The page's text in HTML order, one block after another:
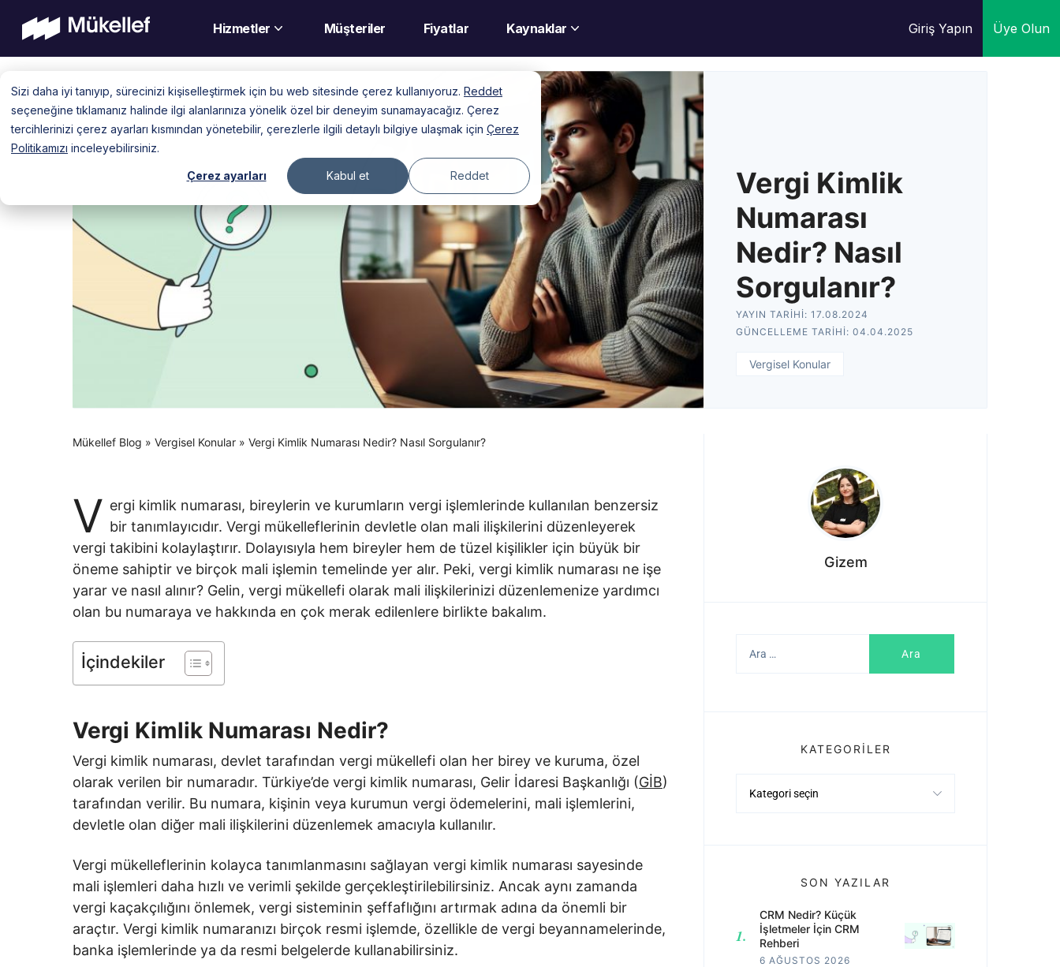
Sizi daha iyi tanıyıp, sürecinizi kişiselleştirmek için bu web sitesinde çerez kullanıyoruz. Reddet
seçeneğine tıklamanız halinde ilgi alanlarınıza yönelik özel bir deneyim sunamayacağız. Çerez
tercihlerinizi çerez ayarları kısmından yönetebilir, çerezlerle ilgili detaylı bilgiye ulaşmak için Çerez
Politikamızı inceleyebilirsiniz.
Çerez ayarları Kabul et Reddet
content
Hizmetler Müşteriler Fiyatlar Kaynaklar Giriş Yapın Üye Olun
Vergi Kimlik
Numarası
Nedir? Nasıl
Sorgulanır?
YAYIN TARIHI: 17.08.2024
GÜNCELLEME TARIHI: 04.04.2025
Vergisel Konular
Mükellef Blog » Vergisel Konular » Vergi Kimlik Numarası Nedir? Nasıl Sorgulanır?
V ergi kimlik numarası, bireylerin ve kurumların vergi işlemlerinde kullanılan benzersiz
bir tanımlayıcıdır. Vergi mükelleflerinin devletle olan mali ilişkilerini düzenleyerek
vergi takibini kolaylaştırır. Dolayısıyla hem bireyler hem de tüzel kişilikler için büyük bir
öneme sahiptir ve birçok mali işlemin temelinde yer alır. Peki, vergi kimlik numarası ne işe
yarar ve nasıl alınır? Gelin, vergi mükellefi olarak mali ilişkilerinizi düzenlemenize yardımcı
olan bu numaraya ve hakkında en çok merak edilenlere birlikte bakalım.
İçindekiler
Vergi Kimlik Numarası Nedir?
Vergi kimlik numarası, devlet tarafından vergi mükellefi olan her birey ve kuruma, özel
olarak verilen bir numaradır. Türkiye’de vergi kimlik numarası, Gelir İdaresi Başkanlığı (GİB)
tarafından verilir. Bu numara, kişinin veya kurumun vergi ödemelerini, mali işlemlerini,
devletle olan diğer mali ilişkilerini düzenlemek amacıyla kullanılır.
Vergi mükelleflerinin kolayca tanımlanmasını sağlayan vergi kimlik numarası sayesinde
mali işlemleri daha hızlı ve verimli şekilde gerçekleştirilebilirsiniz. Ancak aynı zamanda
vergi kaçakçılığını önlemek, vergi sisteminin şeffaflığını artırmak adına da önemli bir
araçtır. Vergi kimlik numaranızı birçok resmi işlemde, özellikle de vergi beyannamelerinde,
banka işlemlerinde ya da resmi belgelerde kullanabilirsiniz.
Gizem
KATEGORILER
SON YAZILAR
CRM Nedir? Küçük
İşletmeler İçin CRM
Rehberi
6 AĞUSTOS 2026